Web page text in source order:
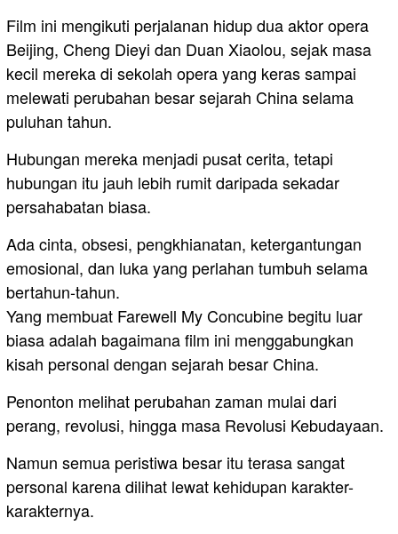
Film ini mengikuti perjalanan hidup dua aktor opera
Beijing, Cheng Dieyi dan Duan Xiaolou, sejak masa
kecil mereka di sekolah opera yang keras sampai
melewati perubahan besar sejarah China selama
puluhan tahun.
Hubungan mereka menjadi pusat cerita, tetapi
hubungan itu jauh lebih rumit daripada sekadar
persahabatan biasa.
Ada cinta, obsesi, pengkhianatan, ketergantungan
emosional, dan luka yang perlahan tumbuh selama
bertahun-tahun.
Yang membuat Farewell My Concubine begitu luar
biasa adalah bagaimana film ini menggabungkan
kisah personal dengan sejarah besar China.
Penonton melihat perubahan zaman mulai dari
perang, revolusi, hingga masa Revolusi Kebudayaan.
Namun semua peristiwa besar itu terasa sangat
personal karena dilihat lewat kehidupan karakter-
karakternya.